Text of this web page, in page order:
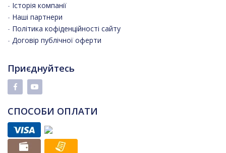
- Історія компанії
- Наші партнери
- Політика кофіденційності сайту
- Договір публічної оферти
Приєднуйтесь
СПОСОБИ ОПЛАТИ